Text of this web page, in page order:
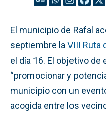
El municipio de Rafal
septiembre la VIII Ruta
el día 16. El objetivo de
“promocionar y
municipio con un
acogida entre los